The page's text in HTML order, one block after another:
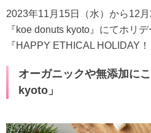
2023年11月15日（水）から12
『koe donuts kyoto』にてホリ
『HAPPY ETHICAL HOLIDAY
オーガニックや無添加に
kyoto」